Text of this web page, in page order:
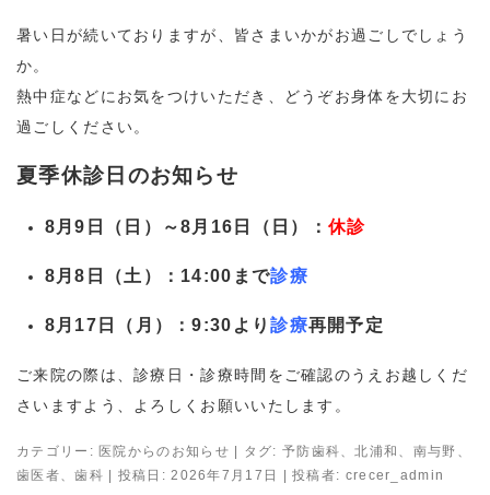
暑い日が続いておりますが、皆さまいかがお過ごしでしょう
か。
熱中症などにお気をつけいただき、どうぞお身体を大切にお
過ごしください。
夏季休診日のお知らせ
8月9日（日）～8月16日（日）： 休診
8月8日（土）：14:00まで診療
8月17日（月）：9:30より診療再開予定
ご来院の際は、診療日・診療時間をご確認のうえお越しくだ
さいますよう、よろしくお願いいたします。
カテゴリー: 医院からのお知らせ | タグ: 予防歯科、北浦和 、 南与野 、
歯医者、歯科 | 投稿日:2026年7月17日 |投稿者: crecer_admin